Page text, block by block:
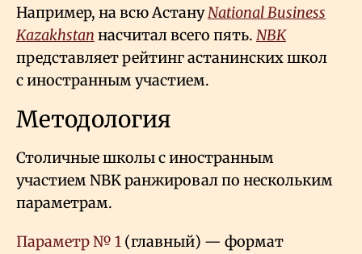
Например, на всю АстануNational Business
Kazakhstan насчитал всего пять. NBK
представляет рейтинг астанинских школ
с иностранным участием.
Методология
Столичные школы с иностранным
участием NBK ранжировал по нескольким
параметрам.
Параметр № 1 (главный) — формат